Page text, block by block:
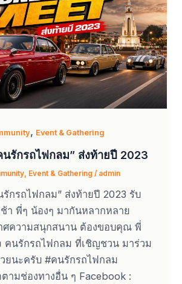
, Event & Gathering
นรักรถไฟกลม” ส่งท้ายปี 2023
, Event & Gathering / admin
รักรถไฟกลม” ส่งท้ายปี 2023 รับ
า พี่ๆ น้องๆ มากันหลากหลาย
ศความสนุกสนาน ต้องขอบคุณ พี่
คนรักรถไฟกลม ที่เชิญชวน มาร่วม
ยนะครับ #คนรักรถไฟกลม
ามช่องทางอื่น ๆ Facebook :